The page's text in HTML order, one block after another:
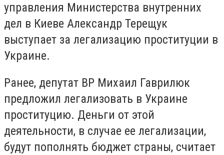
управления Министерства внутренних
дел в Киеве Александр Терещук
выступает за легализацию проституции в
Украине.
Ранее, депутат ВР Михаил Гаврилюк
предложил легализовать в Украине
проституцию. Деньги от этой
деятельности, в случае ее легализации,
будут пополнять бюджет страны, считает